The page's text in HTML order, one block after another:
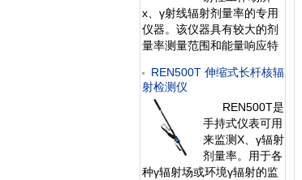
х、γ射线辐射剂量率的专用
仪器。该仪器具有较大的剂
量率测量范围和能量响应特
RenRiRate剂量率管理软件
可将存储的数据读出后分
析。该仪器广泛用于卫生、
环保、冶金、石油、化工、
医院、加速器、工业探伤
REN500T 伸缩式长杆核辐
射检测仪
REN500T是
手持式仪表可用
来监测X、γ辐射
剂量率。用于各
种γ辐射场或环境γ辐射的监